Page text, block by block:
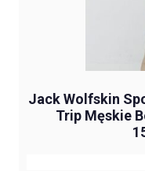
Jack Wolfskin
Trip Męskie